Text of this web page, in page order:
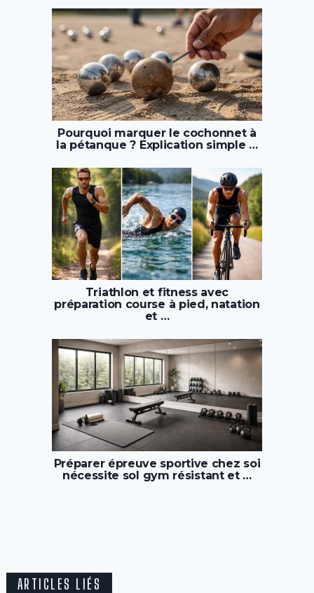
Pourquoi marquer le cochonnet à
la pétanque ? Explication simple …
Triathlon et fitness avec
préparation course à pied, natation
et …
Préparer épreuve sportive chez soi
nécessite sol gym résistant et …
ARTICLES LIÉS